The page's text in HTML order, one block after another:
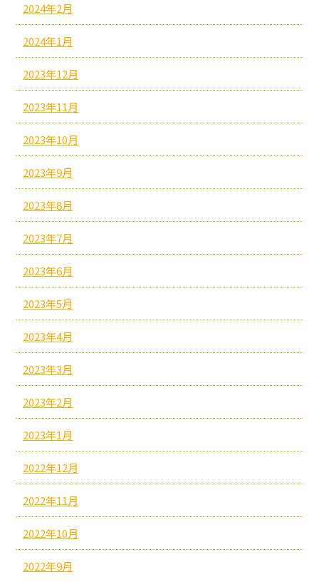
2024年2月
2024年1月
2023年12月
2023年11月
2023年10月
2023年9月
2023年8月
2023年7月
2023年6月
2023年5月
2023年4月
2023年3月
2023年2月
2023年1月
2022年12月
2022年11月
2022年10月
2022年9月